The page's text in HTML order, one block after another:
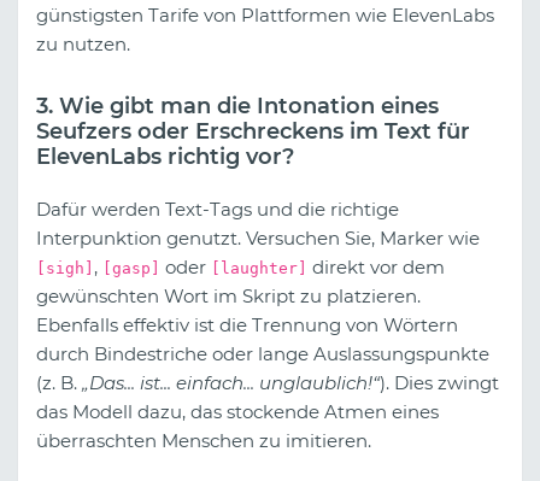
günstigsten Tarife von Plattformen wie ElevenLabs
zu nutzen.
3. Wie gibt man die Intonation eines
Seufzers oder Erschreckens im Text für
ElevenLabs richtig vor?
Dafür werden Text-Tags und die richtige
Interpunktion genutzt. Versuchen Sie, Marker wie
[sigh] , [gasp] oder [laughter]
direkt vor dem
gewünschten Wort im Skript zu platzieren.
Ebenfalls effektiv ist die Trennung von Wörtern
durch Bindestriche oder lange Auslassungspunkte
(z. B. „Das... ist... einfach... unglaublich!“). Dies zwingt
das Modell dazu, das stockende Atmen eines
überraschten Menschen zu imitieren.